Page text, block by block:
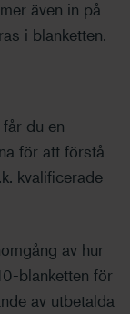
även in på
i blanketten.
du en
för att förstå
kvalificerade
av hur
blanketten för
av utbetalda